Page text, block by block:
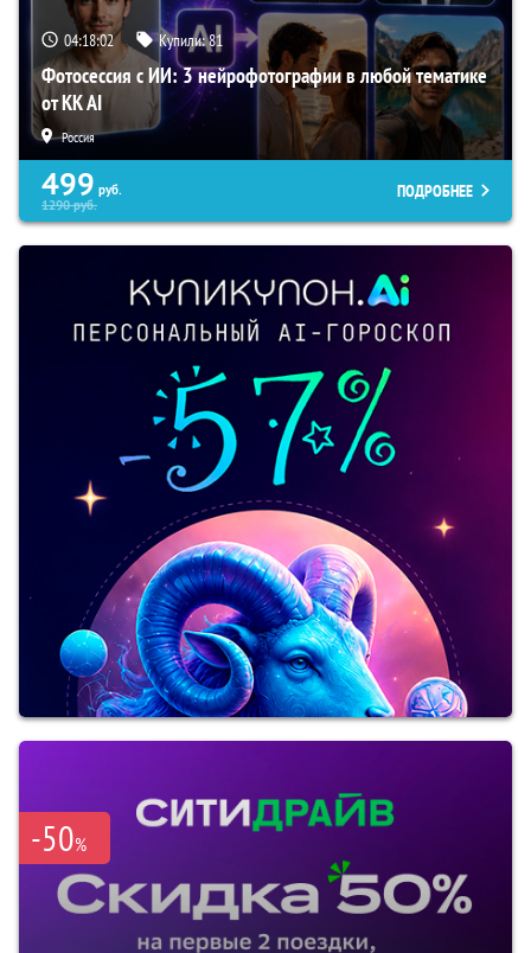
04:18:01 Купили:81
Фотосессия с ИИ: 3 нейрофотографии в любой тематике
от KK AI
Россия
499 руб.
1290руб.
ПОДРОБНЕЕ
-50%